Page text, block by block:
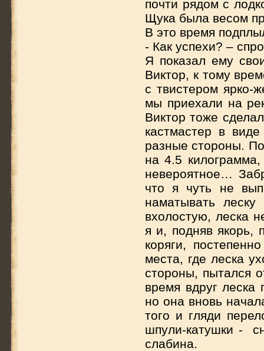
почти рядом с
Щука была весом
В это время
- Как успехи? –
Я показал ему
Виктор, к тому
с твистером ярко-
мы приехали на
Виктор тоже
кастмастер в
разные стороны.
на 4.5
невероятное…
что я чуть не
наматывать
вхолостую, леска
я и, подняв якорь,
коряги,
места, где леска
стороны, пытался
время вдруг
но она вновь
того и гляди
шпули-катушки -
слабина.